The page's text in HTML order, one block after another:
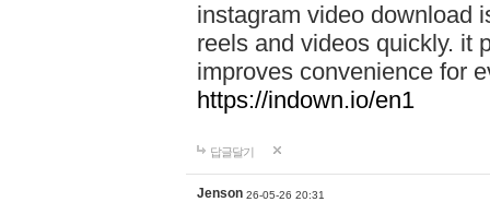
instagram video download
reels and videos quickly. it
improves convenience for
https://indown.io/en1
답글달기
Jenson 26-05-26 20:31